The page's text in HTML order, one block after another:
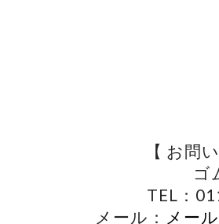
【 お問
ゴ
TEL：
メール： メー